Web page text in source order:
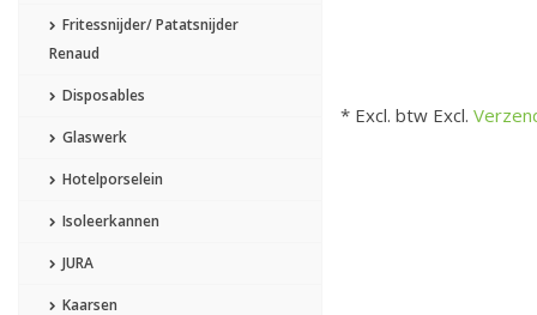
Fritessnijder/ Patatsnijder
Renaud
Disposables
Glaswerk
Hotelporselein
Isoleerkannen
JURA
Kaarsen
* Excl. btw Excl.